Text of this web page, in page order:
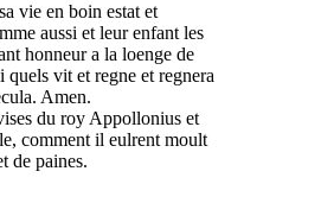
vie en boin estat et
aussi et leur enfant les
honneur a la loenge de
quels vit et regne et regnera
Amen.
du roy Appollonius et
comment il eulrent moult
de paines.